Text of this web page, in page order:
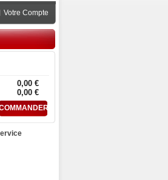
Votre Compte
0,00 €
0,00 €